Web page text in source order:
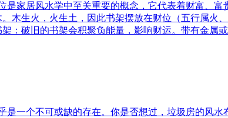
家居风水学中至关重要的概念，它代表着财富、
木生火，火生土，因此书架摆放在财位（五行属火
：破旧的书架会积聚负能量，影响财运。带有金属
一个不可或缺的存在。你是否想过，垃圾房的风